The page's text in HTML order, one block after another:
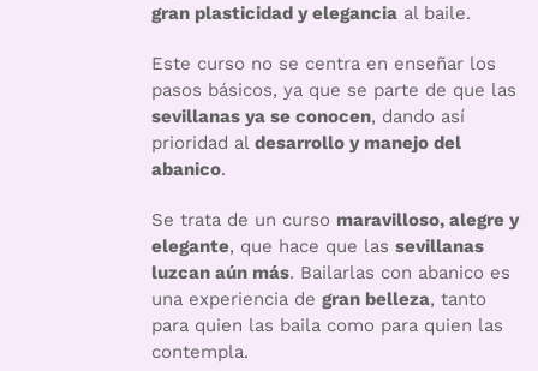
gran plasticidad y eleganciaal baile.
Este curso no se centra en enseñar los
pasos básicos, ya que se parte de que las
sevillanas ya se conocen, dando así
prioridad al desarrollo y manejo del
abanico.
Se trata de un curso maravilloso, alegre y
elegante, que hace que las sevillanas
luzcan aún más. Bailarlas con abanico es
una experiencia de gran belleza, tanto
para quien las baila como para quien las
contempla.